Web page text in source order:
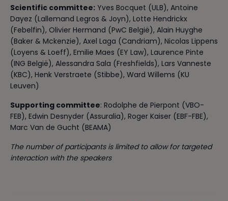
Scientific committee: Yves Bocquet (ULB), Antoine
Dayez (Lallemand Legros & Joyn), Lotte Hendrickx
(Febelfin), Olivier Hermand (PwC België), Alain Huyghe
(Baker & Mckenzie), Axel Laga (Candriam), Nicolas Lippens
(Loyens & Loeff), Emilie Maes (EY Law), Laurence Pinte
(ING België), Alessandra Sala (Freshfields), Lars Vanneste
(KBC), Henk Verstraete (Stibbe), Ward Willems (KU
Leuven)
Supporting committee: Rodolphe de Pierpont (VBO-
FEB), Edwin Desnyder (Assuralia), Roger Kaiser (EBF-FBE),
Marc Van de Gucht (BEAMA)
The number of participants is limited to allow for targeted
interaction with the speakers